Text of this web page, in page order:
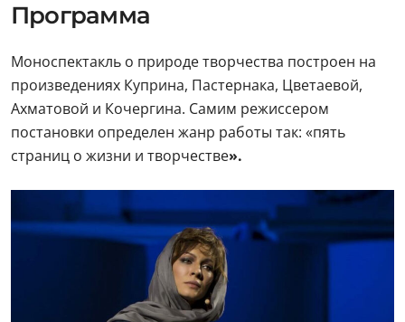
Программа
Моноспектакль о природе творчества построен на
произведениях Куприна, Пастернака, Цветаевой,
Ахматовой и Кочергина. Самим режиссером
постановки определен жанр работы так: «пять
страниц о жизни и творчестве».